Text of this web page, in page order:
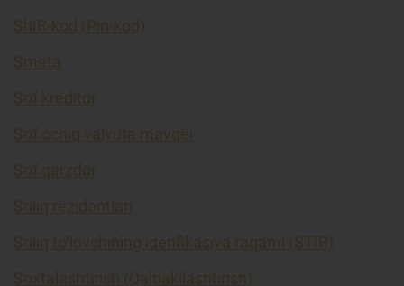
ShIR-kod (Pin-kod)
Smeta
Sof kreditor
Sof ochiq valyuta mavqei
Sof qarzdor
Soliq rezidentlari
Soliq to’lovchining idenfikasiya raqami (STIR)
Soxtalashtirish (Qalbakilashtirish)